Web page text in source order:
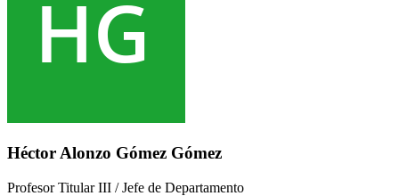
Héctor Alonzo Gómez Gómez
Profesor Titular III / Jefe de Departamento